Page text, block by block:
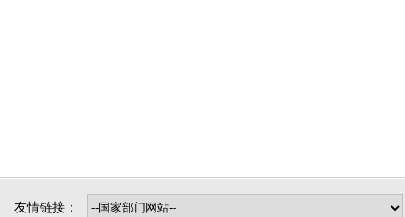
友情链接：